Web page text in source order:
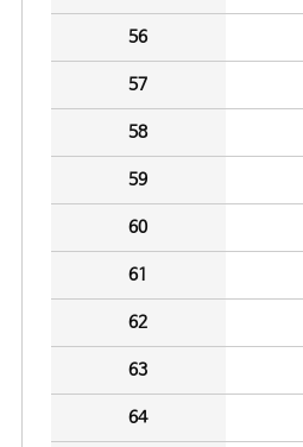
56
57
58
59
60
61
62
63
64